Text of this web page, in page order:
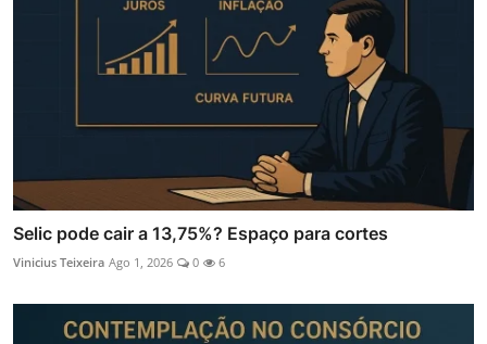
Selic pode cair a 13,75%? Espaço para cortes
Vinicius Teixeira Ago 1, 2026 0 6